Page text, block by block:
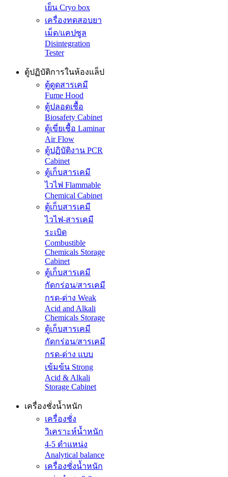
เย็น Cryo box
เครื่องทดสอบยา
เม็ด/แคปซูล
Disintegration
Tester
ตู้ปฏิบัติการในห้องแล็ป
ตู้ดูดสารเคมี
Fume Hood
ตู้ปลอดเชื้อ
Biosafety Cabinet
ตู้เขี่ยเชื้อ Laminar
Air Flow
ตู้ปฏิบัติงาน PCR
Cabinet
ตู้เก็บสารเคมี
ไวไฟ Flammable
Chemical Cabinet
ตู้เก็บสารเคมี
ไวไฟ-สารเคมี
ระเบิด
Combustible
Chemicals Storage
Cabinet
ตู้เก็บสารเคมี
กัดกร่อน/สารเคมี
กรด-ด่าง Weak
Acid and Alkali
Chemicals Storage
ตู้เก็บสารเคมี
กัดกร่อน/สารเคมี
กรด-ด่าง แบบ
เข้มข้น Strong
Acid & Alkali
Storage Cabinet
เครื่องชั่งน้ำหนัก
เครื่องชั่ง
วิเคราะห์น้ำหนัก
4-5 ตำแหน่ง
Analytical balance
เครื่องชั่งน้ำหนัก